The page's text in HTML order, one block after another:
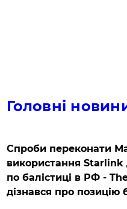
Головні
​Спроби переконати
використання Starlink
по балістиці в РФ -
дізнався про позицію